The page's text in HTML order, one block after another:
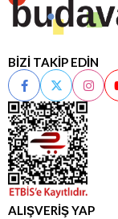
BİZİ TAKİP EDİN
ALIŞVERİŞ YAP